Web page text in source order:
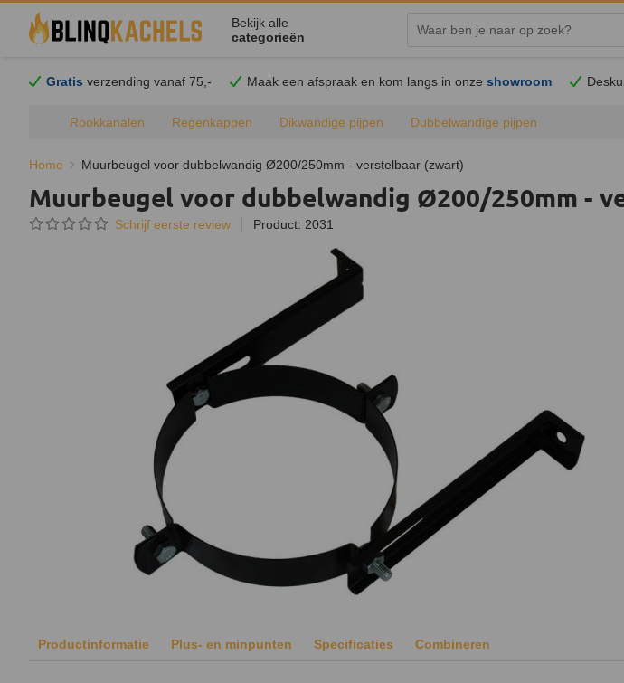
Bekijk alle
categorieën
Gratis verzending vanaf 75,- Maak een afspraak en kom langs in onzeshowroom
Rookkanalen Regenkappen Dikwandige pijpen Dubbelwandige pijpen
Home Muurbeugel voor dubbelwandig Ø200/250mm - verstelbaar (zwart)
Muurbeugel voor dubbelwandig Ø200/250mm -
Schrijf eerste review Product: 2031
Productinformatie Plus- en minpunten Specificaties Combineren